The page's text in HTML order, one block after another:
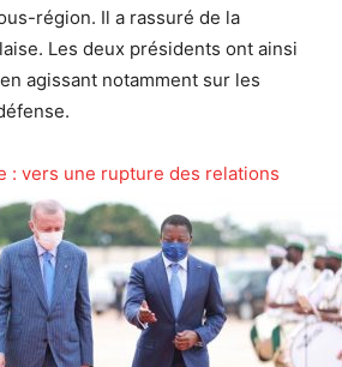
région. Il a rassuré de la
Les deux présidents ont ainsi
agissant notamment sur les
: vers une rupture des relations